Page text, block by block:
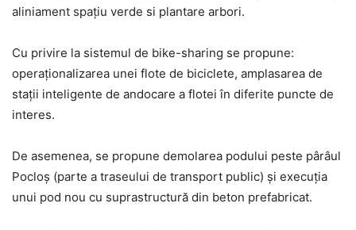
aliniament spațiu verde si plantare arbori.
Cu privire la sistemul de bike-sharing se propune:
operaționalizarea unei flote de biciclete, amplasarea de
stații inteligente de andocare a flotei în diferite puncte de
interes.
De asemenea, se propune demolarea podului peste pârâul
Pocloș (parte a traseului de transport public) și execuția
unui pod nou cu suprastructură din beton prefabricat.